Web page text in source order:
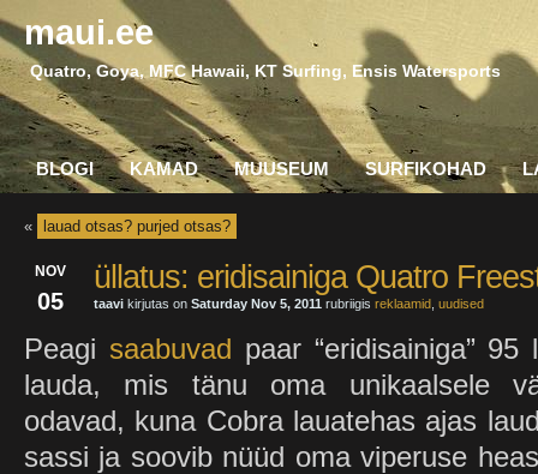
maui.ee
Quatro, Goya, MFC Hawaii, KT Surfing, Ensis Watersports
BLOGI KAMAD MUUSEUM SURFIKOHAD
« lauad otsas? purjed otsas?
NOV
05
üllatus: eridisainiga Quatro
taavi kirjutas on Saturday Nov 5, 2011 rubriigis reklaamid uudised
Peagi saabuvad paar “eridisainiga”
lauda, mis tänu oma unikaalsele
odavad, kuna Cobra lauatehas ajas
sassi ja soovib nüüd oma viperuse